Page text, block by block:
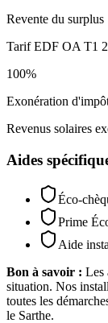
Revente du surplus
Tarif EDF OA T1
100%
Exonération
Revenus solaires
Aides
Éco-
Prime
Aide
Bon à savoir : Les
situation. Nos
toutes les
le Sarthe.